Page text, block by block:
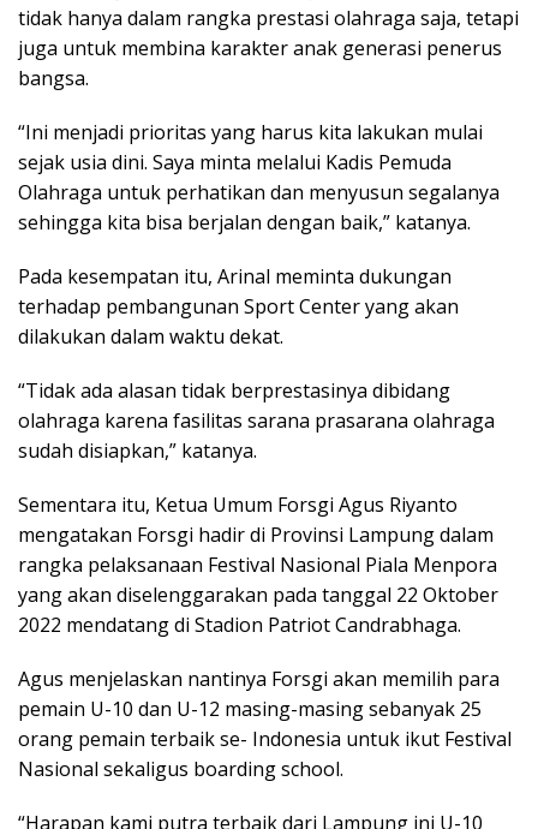
tidak hanya dalam rangka prestasi olahraga saja, tetapi
juga untuk membina karakter anak generasi penerus
bangsa.
“Ini menjadi prioritas yang harus kita lakukan mulai
sejak usia dini. Saya minta melalui Kadis Pemuda
Olahraga untuk perhatikan dan menyusun segalanya
sehingga kita bisa berjalan dengan baik,” katanya.
Pada kesempatan itu, Arinal meminta dukungan
terhadap pembangunan Sport Center yang akan
dilakukan dalam waktu dekat.
“Tidak ada alasan tidak berprestasinya dibidang
olahraga karena fasilitas sarana prasarana olahraga
sudah disiapkan,” katanya.
Sementara itu, Ketua Umum Forsgi Agus Riyanto
mengatakan Forsgi hadir di Provinsi Lampung dalam
rangka pelaksanaan Festival Nasional Piala Menpora
yang akan diselenggarakan pada tanggal 22 Oktober
2022 mendatang di Stadion Patriot Candrabhaga.
Agus menjelaskan nantinya Forsgi akan memilih para
pemain U-10 dan U-12 masing-masing sebanyak 25
orang pemain terbaik se- Indonesia untuk ikut Festival
Nasional sekaligus boarding school.
“Harapan kami putra terbaik dari Lampung ini U-10